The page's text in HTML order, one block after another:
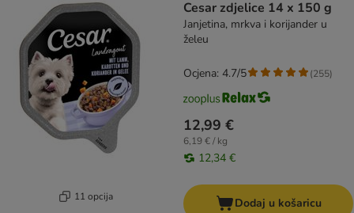
11 opcija
Cesar zdjelice 14 x 150 g
Janjetina, mrkva i korijander u
želeu
12,99 €
6,19 € / kg
12,34 €
Ocjena: 4.7/5 (255)
Dodaj u košaricu